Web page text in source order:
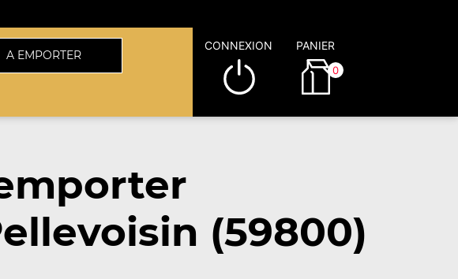
A EMPORTER
CONNEXION PANIER
0
(59800)